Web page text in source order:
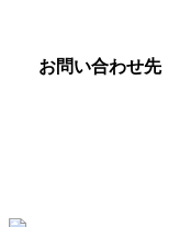
お問い合わせ先